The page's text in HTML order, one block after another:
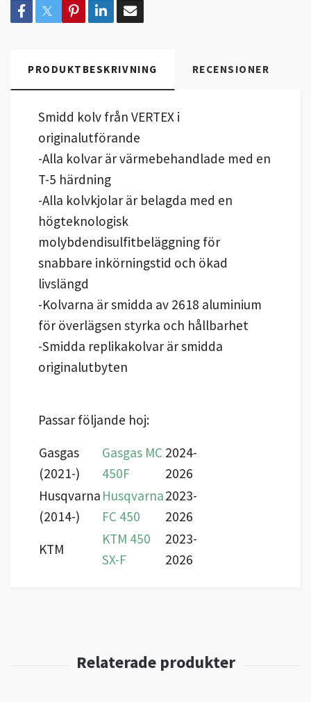
PRODUKTBESKRIVNING RECENSIONER
Smidd kolv från VERTEX i
originalutförande
-Alla kolvar är värmebehandlade med en
T-5 härdning
-Alla kolvkjolar är belagda med en
högteknologisk
molybdendisulfitbeläggning för
snabbare inkörningstid och ökad
livslängd
-Kolvarna är smidda av 2618 aluminium
för överlägsen styrka och hållbarhet
-Smidda replikakolvar är smidda
originalutbyten
Passar följande hoj:
Gasgas
(2021-)
Gasgas MC
450F
2024-
2026
Husqvarna
(2014-)
Husqvarna
FC 450
2023-
2026
KTM
KTM 450
SX-F
2023-
2026